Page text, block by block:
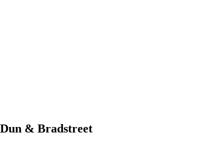
Dun & Bradstreet